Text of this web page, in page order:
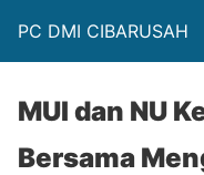
PC DMI CIBARUSAH
MUI dan NU
Bersama